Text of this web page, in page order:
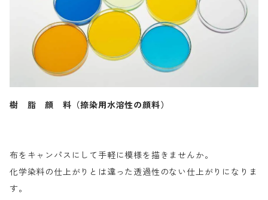
樹 脂 顔 料（捺染用水溶性の顔料）
布をキャンパスにして手軽に模様を描きませんか。
化学染料の仕上がりとは違った透過性のない仕上がりになりま
す。